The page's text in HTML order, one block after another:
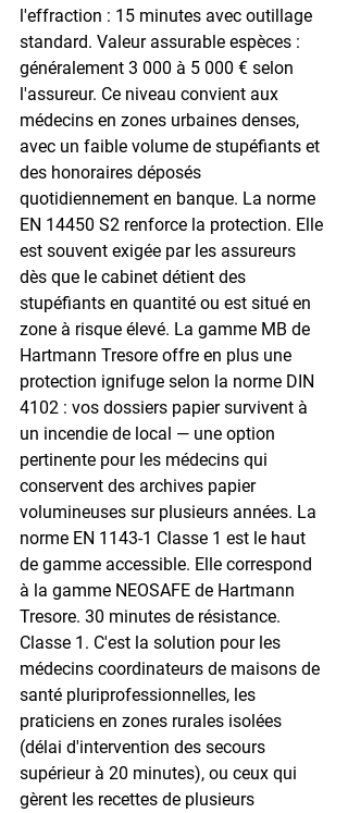
l'effraction : 15 minutes avec outillage
standard. Valeur assurable espèces :
généralement 3 000 à 5 000 € selon
l'assureur. Ce niveau convient aux
médecins en zones urbaines denses,
avec un faible volume de stupéfiants et
des honoraires déposés
quotidiennement en banque. La norme
EN 14450 S2 renforce la protection. Elle
est souvent exigée par les assureurs
dès que le cabinet détient des
stupéfiants en quantité ou est situé en
zone à risque élevé. La gamme MB de
Hartmann Tresore offre en plus une
protection ignifuge selon la norme DIN
4102 : vos dossiers papier survivent à
un incendie de local — une option
pertinente pour les médecins qui
conservent des archives papier
volumineuses sur plusieurs années. La
norme EN 1143-1 Classe 1 est le haut
de gamme accessible. Elle correspond
à la gamme NEOSAFE de Hartmann
Tresore. 30 minutes de résistance.
Classe 1. C'est la solution pour les
médecins coordinateurs de maisons de
santé pluriprofessionnelles, les
praticiens en zones rurales isolées
(délai d'intervention des secours
supérieur à 20 minutes), ou ceux qui
gèrent les recettes de plusieurs